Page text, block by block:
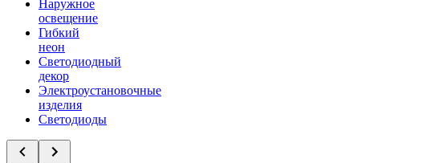
Наружное
освещение
Гибкий
неон
Светодиодный
декор
Электроустановочные
изделия
Светодиоды